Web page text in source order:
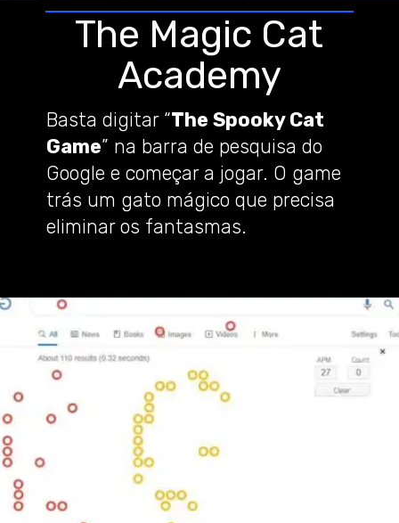
Basta digitar “The Spooky Cat
Game” na barra de pesquisa do
Google e começar a jogar. O game
trás um gato mágico que precisa
eliminar os fantasmas.
The Magic Cat
Academy